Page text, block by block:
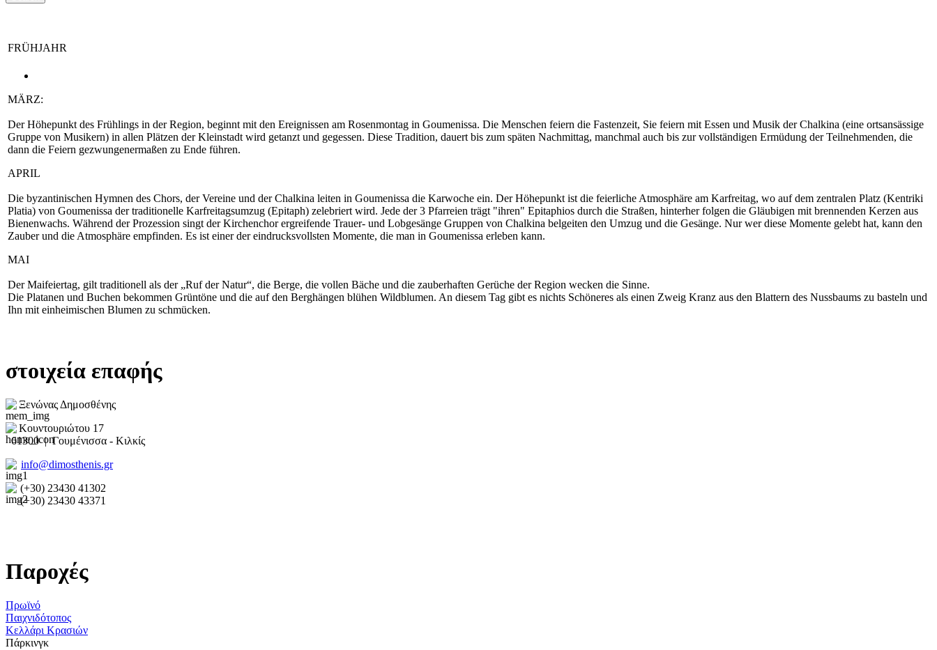
FRÜHJAHR
MÄRZ:
Der Höhepunkt des Frühlings in der Region, beginnt mit den Ereignissen am Rosenmontag in Goumenissa. Die Menschen feiern die Fastenzeit, Sie feiern mit Essen und Musik der Chalkina (eine ortsansässige
Gruppe von Musikern) in allen Plätzen der Kleinstadt wird getanzt und gegessen. Diese Tradition, dauert bis zum späten Nachmittag, manchmal auch bis zur vollständigen Ermüdung der Teilnehmenden, die
dann die Feiern gezwungenermaßen zu Ende führen.
APRIL
Die byzantinischen Hymnen des Chors, der Vereine und der Chalkina leiten in Goumenissa die Karwoche ein. Der Höhepunkt ist die feierliche Atmosphäre am Karfreitag, wo auf dem zentralen Platz (Kentriki
Platia) von Goumenissa der traditionelle Karfreitagsumzug (Epitaph) zelebriert wird. Jede der 3 Pfarreien trägt "ihren" Epitaphios durch die Straßen, hinterher folgen die Gläubigen mit brennenden Kerzen aus
Bienenwachs. Während der Prozession singt der Kirchenchor ergreifende Trauer- und Lobgesänge Gruppen von Chalkina belgeiten den Umzug und die Gesänge. Nur wer diese Momente gelebt hat, kann den
Zauber und die Atmosphäre empfinden. Es ist einer der eindrucksvollsten Momente, die man in Goumenissa erleben kann.
MAI
Der Maifeiertag, gilt traditionell als der „Ruf der Natur“, die Berge, die vollen Bäche und die zauberhaften Gerüche der Region wecken die Sinne.
Die Platanen und Buchen bekommen Grüntöne und die auf den Berghängen blühen Wildblumen. An diesem Tag gibt es nichts Schöneres als einen Zweig Kranz aus den Blattern des Nussbaums zu basteln und
Ihn mit einheimischen Blumen zu schmücken.
στοιχεία επαφής
Ξενώνας Δημοσθένης
Κουντουριώτου 17
61300 | Γουμένισσα - Κιλκίς
info@dimosthenis.gr
(+30) 23430 41302
(+30) 23430 43371
Παροχές
Πρωϊνό
Παιχνιδότοπος
Κελλάρι Κρασιών
Πάρκινγκ